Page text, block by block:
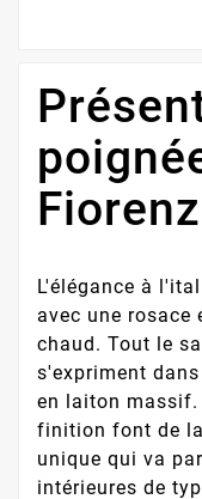
L'élégance à
avec une rosace
chaud. Tout le
s'expriment
en laiton
finition font de
unique qui va
intérieures de